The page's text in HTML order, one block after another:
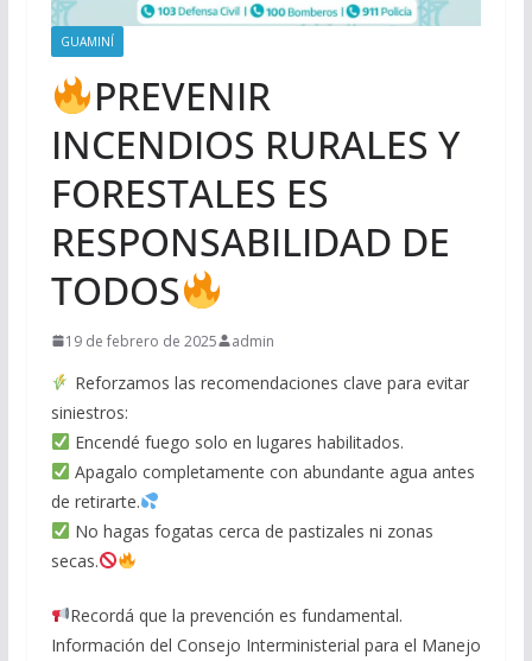
GUAMINÍ
PREVENIR
INCENDIOS RURALES Y
FORESTALES ES
RESPONSABILIDAD DE
TODOS
19 de febrero de 2025 admin
Reforzamos las recomendaciones clave para evitar
siniestros:
Encendé fuego solo en lugares habilitados.
Apagalo completamente con abundante agua antes
de retirarte.
No hagas fogatas cerca de pastizales ni zonas
secas.
Recordá que la prevención es fundamental.
Información del Consejo Interministerial para el Manejo